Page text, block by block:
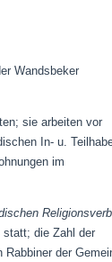
Wandsbeker
sie arbeiten vor
In- u.
im
statt; die Zahl der
der